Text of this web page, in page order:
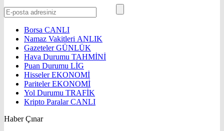
Borsa CANLI
Namaz Vakitleri ANLIK
GazetelerGÜNLÜK
Hava Durumu TAHMİNİ
Puan Durumu LİG
HisselerEKONOMİ
ParitelerEKONOMİ
Yol Durumu TRAFİK
Kripto ParalarCANLI
Haber Çınar